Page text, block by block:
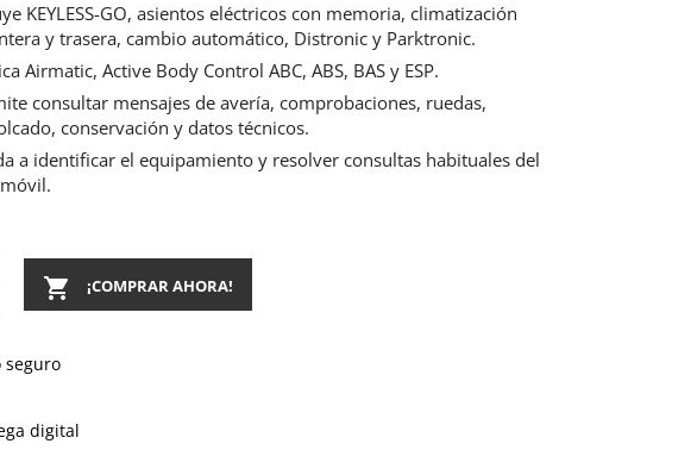
KEYLESS-GO, asientos eléctricos con memoria, climatización
y trasera, cambio automático, Distronic y Parktronic.
Airmatic, Active Body Control ABC, ABS, BAS y ESP.
consultar mensajes de avería, comprobaciones, ruedas,
conservación y datos técnicos.
a identificar el equipamiento y resolver consultas habituales del
 ¡COMPRAR AHORA!
seguro
digital